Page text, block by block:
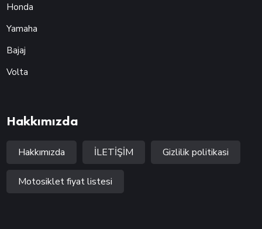
Honda
Yamaha
Bajaj
Volta
Hakkımızda
Hakkımızda İLETİŞİM Gizlilik politikasi
Motosiklet fiyat listesi